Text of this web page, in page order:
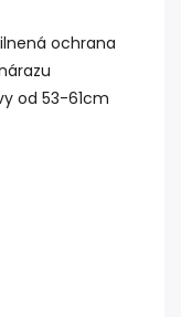
ochrana
od 53-61cm